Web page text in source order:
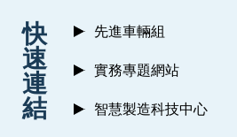
快
速
連
結
先進車輛組
實務專題網站
智慧製造科技中心